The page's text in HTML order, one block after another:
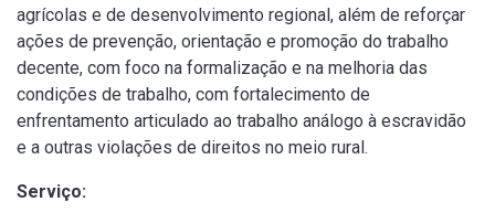
agrícolas e de desenvolvimento regional, além de reforçar
ações de prevenção, orientação e promoção do trabalho
decente, com foco na formalização e na melhoria das
condições de trabalho, com fortalecimento de
enfrentamento articulado ao trabalho análogo à escravidão
e a outras violações de direitos no meio rural.
Serviço: